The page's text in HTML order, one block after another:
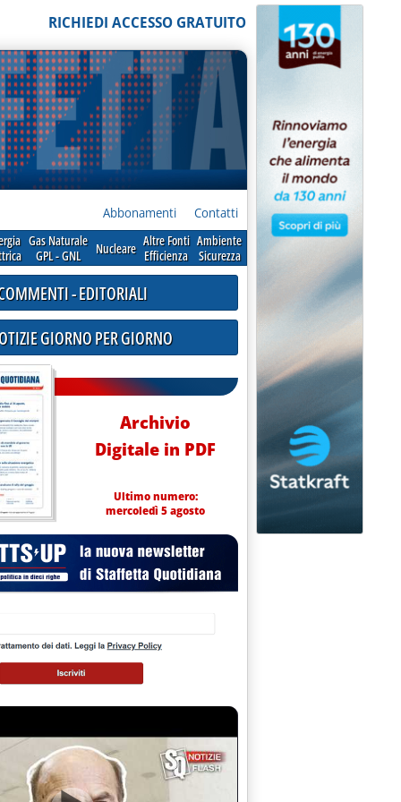
RICHIEDI ACCESSO GRATUITO
Abbonamenti Contatti
Gas Naturale
GPL - GNL
Nucleare Altre Fonti
Efficienza
Ambiente
Sicurezza
1997 alle 0.0.
SU DIRETTIVA GAS UE: "TIMORI" PER ESCLUSIONE
- EDITORIALI
GIORNO PER GIORNO
Archivio
Digitale in PDF
Ultimo numero:
mercoledì 5 agosto